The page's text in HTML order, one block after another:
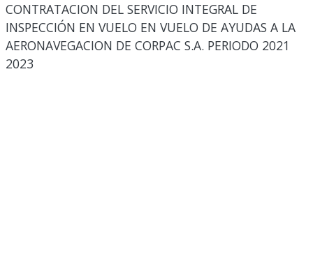
CONTRATACION DEL SERVICIO INTEGRAL DE
INSPECCIÓN EN VUELO EN VUELO DE AYUDAS A LA
AERONAVEGACION DE CORPAC S.A. PERIODO 2021
2023